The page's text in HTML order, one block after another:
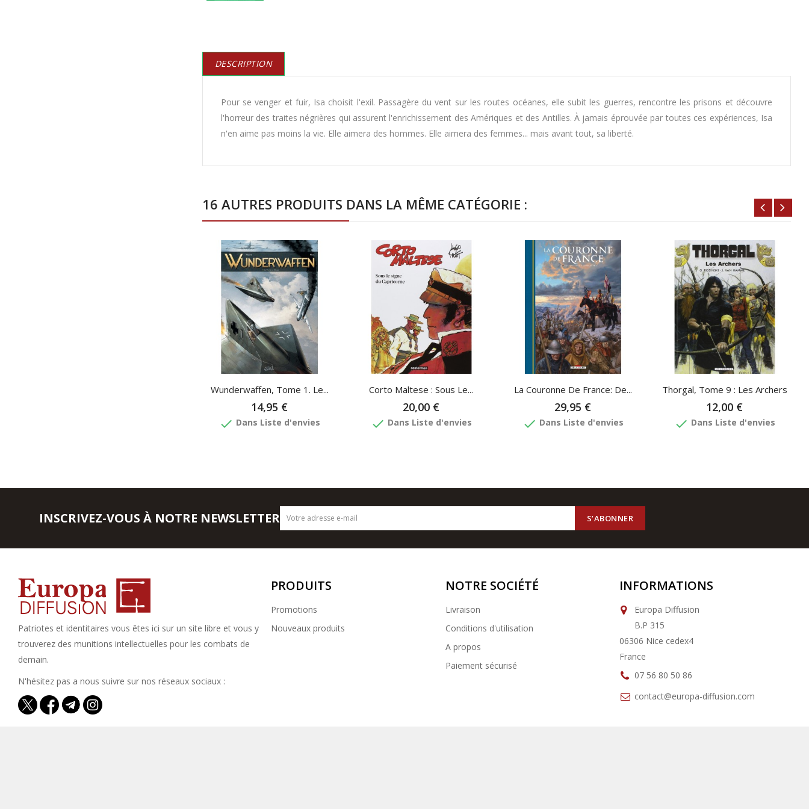
DESCRIPTION
Pour se venger et fuir, Isa choisit l'exil. Passagère du vent sur les routes océanes, elle subit les guerres, rencontre les prisons et découvre
l'horreur des traites négrières qui assurent l'enrichissement des Amériques et des Antilles. À jamais éprouvée par toutes ces expériences, Isa
n'en aime pas moins la vie. Elle aimera des hommes. Elle aimera des femmes... mais avant tout, sa liberté.
16 AUTRES PRODUITS DANS LA MÊME CATÉGORIE :
Wunderwaffen, Tome 1. Le...
14,95 €
done Dans Liste d'envies
Corto Maltese : Sous Le...
20,00 €
done Dans Liste d'envies
La Couronne De France: De...
29,95 €
done Dans Liste d'envies
Thorgal, Tome 9 : Les Archers
12,00 €
done Dans Liste d'envies
INSCRIVEZ-VOUS À NOTRE NEWSLETTER
Patriotes et identitaires vous êtes ici sur un site libre et vous y
trouverez des munitions intellectuelles pour les combats de
demain.
N'hésitez pas a nous suivre sur nos réseaux sociaux :
PRODUITS
Promotions
Nouveaux produits
NOTRE SOCIÉTÉ
Livraison
Conditions d'utilisation
A propos
Paiement sécurisé
INFORMATIONS
Europa Diffusion
B.P 315
06306 Nice cedex4
France
07 56 80 50 86
contact@europa-diffusion.com